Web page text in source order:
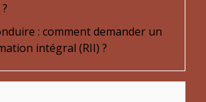
: comment demander un
intégral (RII) ?